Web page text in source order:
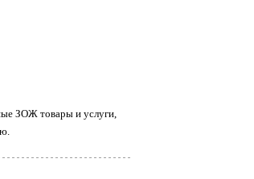
ЗОЖ товары и услуги,